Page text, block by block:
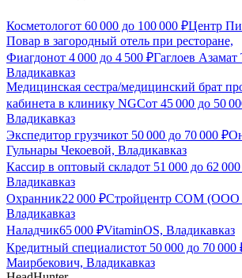
Косметологот 60 000 до 100 000 ₽Центр
Повар в загородный отель при ресторане,
Фиагдонот 4 000 до 4 500 ₽Гаглоев
Владикавказ
Медицинская сестра/медицинский брат
кабинета в клинику NGCот 45 000 до 50
Владикавказ
Экспедитор грузчикот 50 000 до 70 000 ₽
Гульнары Чекоевой, Владикавказ
Кассир в оптовый складот 51 000 до 62 000
Владикавказ
Охранник22 000 ₽Стройцентр СОМ (ООО
Владикавказ
Наладчик65 000 ₽VitaminOS, Владикавказ
Кредитный специалистот 50 000 до 70 000
Маирбекович, Владикавказ